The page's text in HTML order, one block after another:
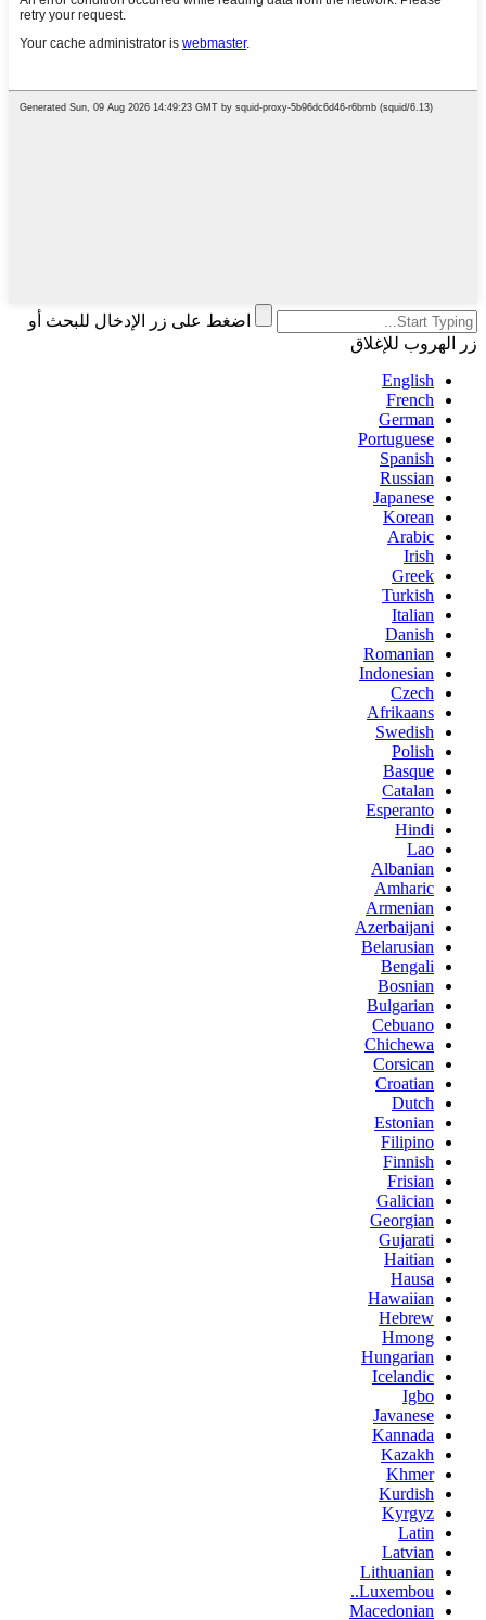
اضغط على زر الإدخال للبحث أو
زر الهروب للإغلاق
English
French
German
Portuguese
Spanish
Russian
Japanese
Korean
Arabic
Irish
Greek
Turkish
Italian
Danish
Romanian
Indonesian
Czech
Afrikaans
Swedish
Polish
Basque
Catalan
Esperanto
Hindi
Lao
Albanian
Amharic
Armenian
Azerbaijani
Belarusian
Bengali
Bosnian
Bulgarian
Cebuano
Chichewa
Corsican
Croatian
Dutch
Estonian
Filipino
Finnish
Frisian
Galician
Georgian
Gujarati
Haitian
Hausa
Hawaiian
Hebrew
Hmong
Hungarian
Icelandic
Igbo
Javanese
Kannada
Kazakh
Khmer
Kurdish
Kyrgyz
Latin
Latvian
Lithuanian
Luxembou..
Macedonian